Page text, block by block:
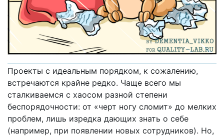
Проекты с идеальным порядком, к сожалению,
встречаются крайне редко. Чаще всего мы
сталкиваемся с хаосом разной степени
беспорядочности: от «черт ногу сломит» до мелких
проблем, лишь изредка дающих знать о себе
(например, при появлении новых сотрудников). Но,